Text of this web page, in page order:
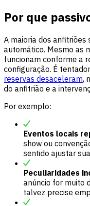
Por que
A maioria dos
automático. Mesmo as
funcionam conforme a
configuração. É
reservas desaceleram,
do anfitrião e a
Por exemplo:
Eventos locais
show ou
sentido ajustar
Peculiaridades
anúncio for muito
talvez precise